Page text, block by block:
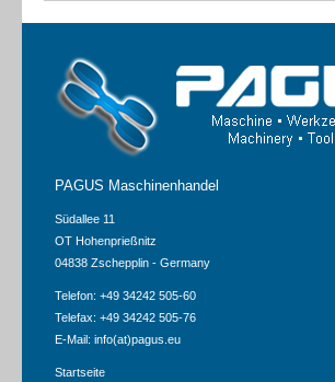
PAGUS Maschinenhandel
Südallee 11
OT Hohenprießnitz
04838 Zschepplin - Germany
Telefon: +49 34242 505-60
Telefax: +49 34242 505-76
E-Mail: info(at)pagus.eu
Startseite